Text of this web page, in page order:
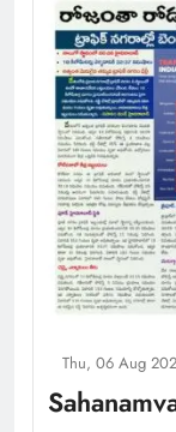
Thu, 06 Aug